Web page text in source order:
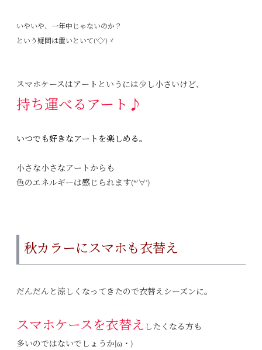
いやいや、一年中じゃないのか？
という疑問は置いといて(‘◇’)ゞ
スマホケースはアートというには少し小さいけど、
持ち運べるアート♪
いつでも好きなアートを楽しめる。
小さな小さなアートからも
色のエネルギーは感じられます(*‘∀‘)
秋カラーにスマホも衣替え
だんだんと涼しくなってきたので衣替えシーズンに。
スマホケースを衣替え したくなる方も
多いのではないでしょうか|ω・)